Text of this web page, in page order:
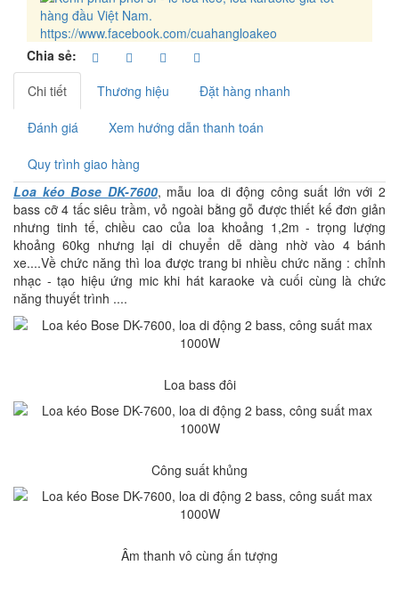
https://www.facebook.com/cuahangloakeo
Chia sẻ:
Chi tiết Thương hiệu Đặt hàng nhanh
Đánh giá Xem hướng dẫn thanh toán
Quy trình giao hàng
Loa kéo Bose DK-7600, mẫu loa di động công suất lớn với 2
bass cỡ 4 tấc siêu trầm, vỏ ngoài bằng gỗ được thiết kế đơn giản
nhưng tinh tế, chiều cao của loa khoảng 1,2m - trọng lượng
khoảng 60kg nhưng lại di chuyển dễ dàng nhờ vào 4 bánh
xe....Về chức năng thì loa được trang bi nhiều chức năng : chỉnh
nhạc - tạo hiệu ứng mic khi hát karaoke và cuối cùng là chức
năng thuyết trình ....
Loa bass đôi
Công suất khủng
Âm thanh vô cùng ấn tượng